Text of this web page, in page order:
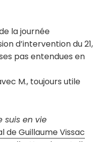
la journée
d’intervention du 21,
pas entendues en
M., toujours utile
suis en vie
de Guillaume Vissac